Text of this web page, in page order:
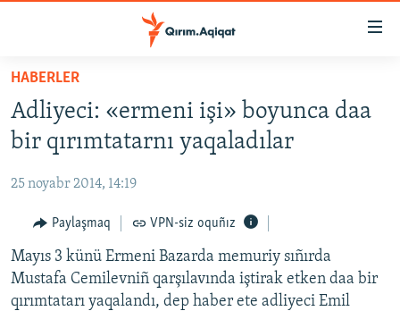
Esas
qaytmaq
Baş
navigatsiyağa
qaytmaq
qaytmaq
HABERLER
SİYASET
İQTİSADİYAT
CEMİYET
MEDENİYET
İNSAN AQLARI
VİDEO
HABERLER
Adliyeci: «ermeni işi» boyunca daa
bir qırımtatarnı yaqaladılar
25 noyabr 2014, 14:19
Paylaşmaq VPN-siz oquñız
Mayıs 3 künü Ermeni Bazarda memuriy sıñırda
Mustafa Cemilevniñ qarşılavında iştirak etken daa bir
qırımtatarı yaqalandı, dep haber ete adliyeci Emil